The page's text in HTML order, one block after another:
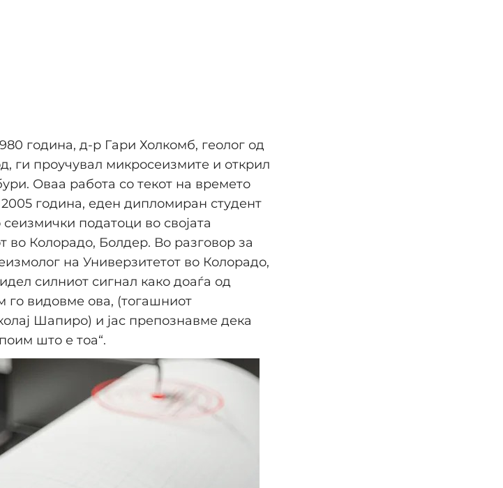
година, д-р Гари Холкомб, геолог од
ги проучувал микросеизмите и открил
Оваа работа со текот на времето
година, еден дипломиран студент
податоци во својата
во Колорадо, Болдер. Во разговор за
на Универзитетот во Колорадо,
силниот сигнал како доаѓа од
го видовме ова, (тогашниот
Шапиро) и јас препознавме дека
што е тоа“.